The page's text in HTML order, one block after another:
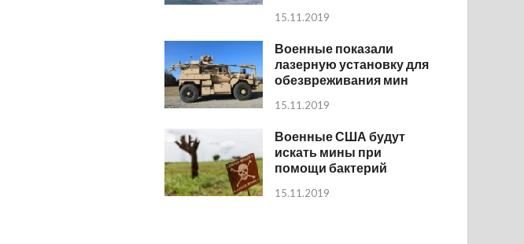
15.11.2019
Военные показали
лазерную установку для
обезвреживания мин
15.11.2019
Военные США будут
искать мины при
помощи бактерий
15.11.2019